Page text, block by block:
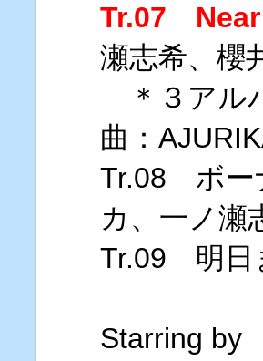
Tr.07 Near
瀬志希、櫻
＊３アル
曲：
Tr.08 ボー
カ、一ノ瀬
Tr.09 明日
Starring by